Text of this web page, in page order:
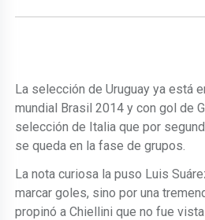
La selección de Uruguay ya está
mundial Brasil 2014 y con gol de
selección de Italia que por
se queda en la fase de grupos.
La nota curiosa la puso Luis
marcar goles, sino por una
propinó a Chiellini que no fue